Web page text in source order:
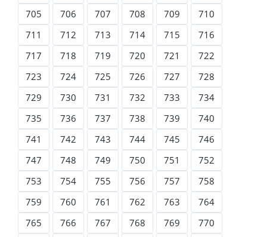
705
706 707 708 709
710
711
712 713 714 715
716
717
718 719 720 721
722
723
724 725 726 727
728
729
730 731 732 733
734
735
736 737 738 739
740
741
742 743 744 745
746
747
748 749 750 751
752
753
754 755 756 757
758
759
760 761 762 763
764
765
766 767 768 769
770